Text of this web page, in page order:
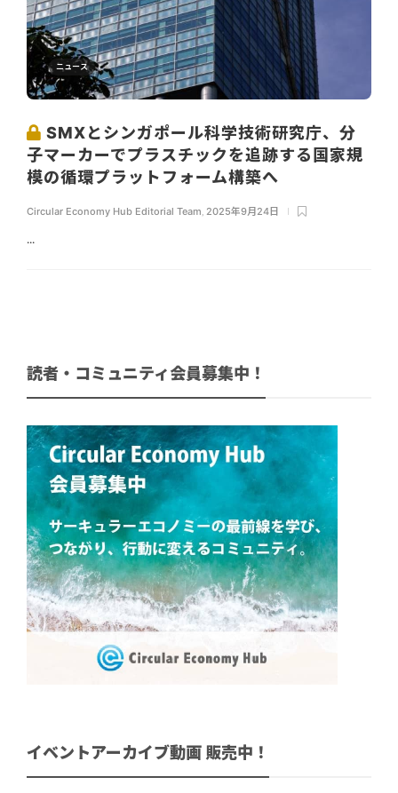
ニュース
SMXとシンガポール科学技術研究庁、分
子マーカーでプラスチックを追跡する国家規
模の循環プラットフォーム構築へ
Circular Economy Hub Editorial Team 2025年9月24日
...
読者・コミュニティ会員募集中！
イベントアーカイブ動画 販売中！